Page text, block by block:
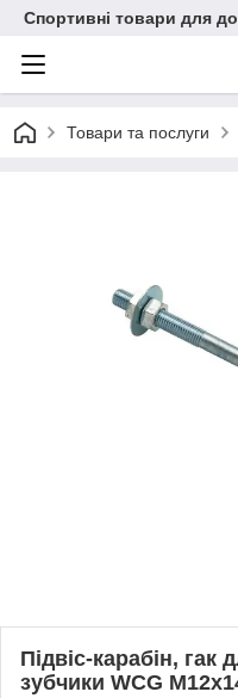
Спортивні товари для
Товари та послуги
Підвіс-карабін, гак
зубчики WCG